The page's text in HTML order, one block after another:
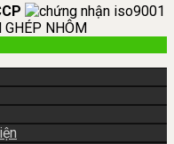
NHÔM